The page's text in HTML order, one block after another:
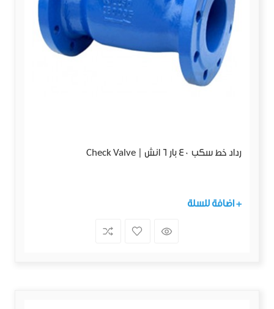
رداد خط سكب 40 بار 6 انش | Check Valve
+ اضافة للسلة